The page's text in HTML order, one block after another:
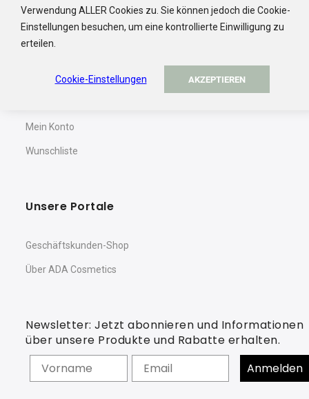
Service
Kontakt
Mein Konto
Wunschliste
Unsere Portale
Geschäftskunden-Shop
Über ADA Cosmetics
Newsletter: Jetzt abonnieren und Informationen
über unsere Produkte und Rabatte erhalten.
Vorname
Anmelden
Verwendung ALLER Cookies zu. Sie können jedoch die Cookie-
Einstellungen besuchen, um eine kontrollierte Einwilligung zu
erteilen.
Cookie-Einstellungen AKZEPTIEREN